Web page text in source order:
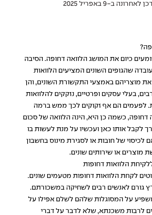
לאחרונה ב-9 באפריל 2025
כיום את המושג הלוואה דחופה. הסיבה
שהגופים השונים המציעים הלוואות
את מוצריהם באמצעי התקשורת השונים, והן
בעלי עסקים ופרטיים, נזקקים להלוואות
לפעמים הם אף זקוקים לכך ממש ברמה
דחופה, כשמה כן היא, הינה הלוואה של סכום
לקבל אותו כאן ועכשיו על מנת לעשות בו
לכיסוי של חובות או לסגירת מינוס בחשבון
מוצרים או שירותים שונים.
הלוואות דחופות
לקחת הלוואות דחופות מטעמים שונים.
גורם לאנשים רבים לשחיקה במשכורתם.
על המסוגלות שלהם לשלם אפילו על
לרבות משכנתא, שלא לדבר על דברי